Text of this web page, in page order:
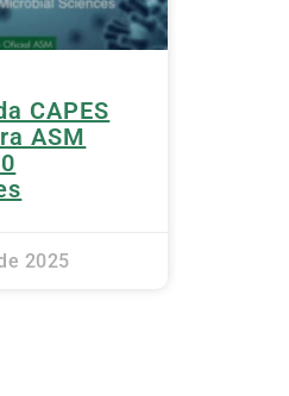
CAPES
ASM
2025